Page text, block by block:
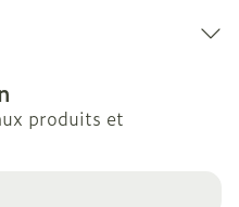
produits et